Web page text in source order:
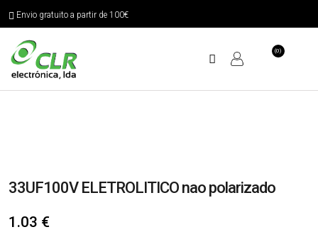
Envio gratuito a partir de 100€
(0)
33UF100V ELETROLITICO nao polarizado
1.03 €